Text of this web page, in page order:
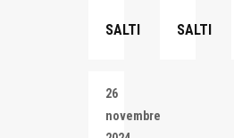
SALTI SALTI
26
novembre